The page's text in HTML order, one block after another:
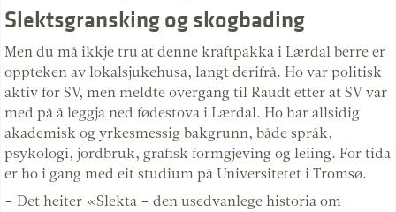
Slektsgransking og skogbading
Men du må ikkje tru at denne kraftpakka i Lærdal berre er
oppteken av lokalsjukehusa, langt derifrå. Ho var politisk
aktiv for SV, men meldte overgang til Raudt etter at SV var
med på å leggja ned fødestova i Lærdal. Ho har allsidig
akademisk og yrkesmessig bakgrunn, både språk,
psykologi, jordbruk, grafisk formgjeving og leiing. For tida
er ho i gang med eit studium på Universitetet i Tromsø.
– Det heiter «Slekta – den usedvanlege historia om